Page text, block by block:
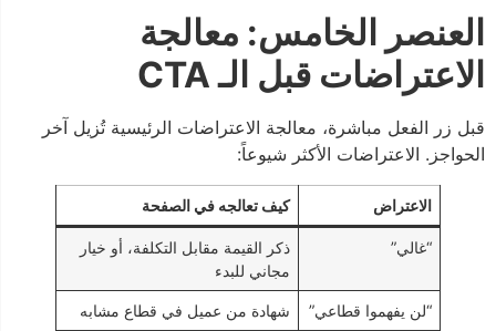
العنصر الخامس: معالجة
الاعتراضات قبل الـ CTA
قبل زر الفعل مباشرة، معالجة الاعتراضات الرئيسية تُزيل آخر
الحواجز. الاعتراضات الأكثر شيوعاً:
الاعتراض كيف تعالجه في الصفحة
“غالي”
ذكر القيمة مقابل التكلفة، أو خيار
مجاني للبدء
“لن يفهموا قطاعي” شهادة من عميل في قطاع مشابه